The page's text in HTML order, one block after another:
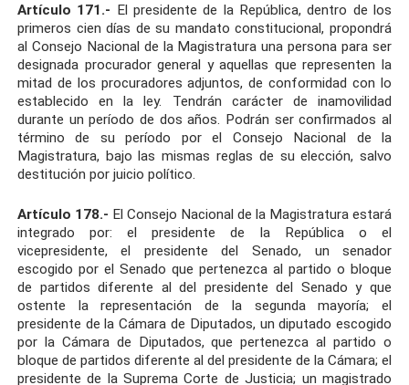
Artículo 171.- El presidente de la República, dentro de los
primeros cien días de su mandato constitucional, propondrá
al Consejo Nacional de la Magistratura una persona para ser
designada procurador general y aquellas que representen la
mitad de los procuradores adjuntos, de conformidad con lo
establecido en la ley. Tendrán carácter de inamovilidad
durante un período de dos años. Podrán ser confirmados al
término de su período por el Consejo Nacional de la
Magistratura, bajo las mismas reglas de su elección, salvo
destitución por juicio político.
Artículo 178.- El Consejo Nacional de la Magistratura estará
integrado por: el presidente de la República o el
vicepresidente, el presidente del Senado, un senador
escogido por el Senado que pertenezca al partido o bloque
de partidos diferente al del presidente del Senado y que
ostente la representación de la segunda mayoría; el
presidente de la Cámara de Diputados, un diputado escogido
por la Cámara de Diputados, que pertenezca al partido o
bloque de partidos diferente al del presidente de la Cámara; el
presidente de la Suprema Corte de Justicia; un magistrado